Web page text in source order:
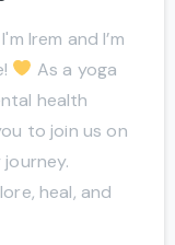
Irem and I’m
As a yoga
health
to join us on
heal, and